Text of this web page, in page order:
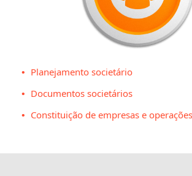
Planejamento societário
Documentos societários
Constituição de empresas e